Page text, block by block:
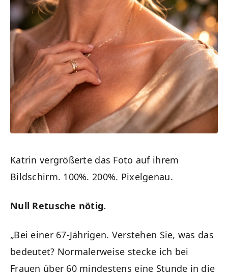
Katrin vergrößerte das Foto auf ihrem
Bildschirm. 100%. 200%. Pixelgenau.
Null Retusche nötig.
„Bei einer 67-Jährigen. Verstehen Sie, was das
bedeutet? Normalerweise stecke ich bei
Frauen über 60 mindestens eine Stunde in die